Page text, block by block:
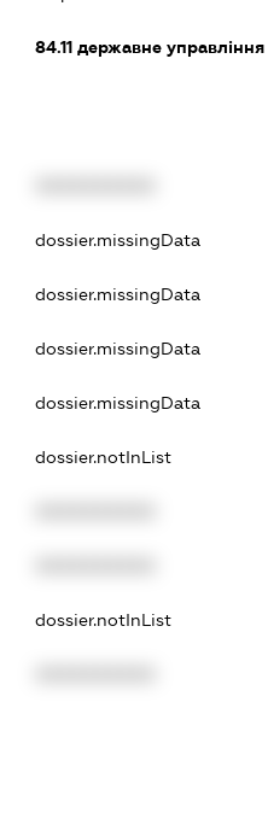
84.11 державне
dossier.missingData
dossier.missingData
dossier.missingData
dossier.missingData
dossier.notInList
dossier.notInList